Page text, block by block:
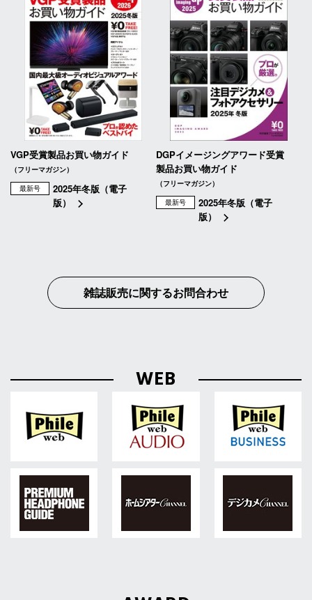
VGP受賞製品お買い物ガイド
（フリーマガジン）
最新号
2025年冬版（電子
版）
DGPイメージングアワード受賞
製品お買い物ガイド
（フリーマガジン）
最新号
2025年冬版（電子
版）
雑誌販売に関するお問合わせ
WEB